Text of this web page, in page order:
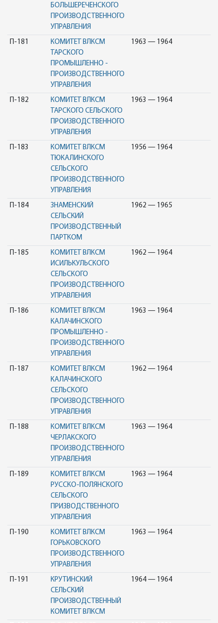
БОЛЬШЕРЕЧЕНСКОГО
ПРОИЗВОДСТВЕННОГО
УПРАВЛЕНИЯ
П-181
КОМИТЕТ ВЛКСМ
ТАРСКОГО
ПРОМЫШЛЕННО -
ПРОИЗВОДСТВЕННОГО
УПРАВЛЕНИЯ
1963 — 1964
П-182
КОМИТЕТ ВЛКСМ
ТАРСКОГО СЕЛЬСКОГО
ПРОИЗВОДСТВЕННОГО
УПРАВЛЕНИЯ
1963 — 1964
П-183
КОМИТЕТ ВЛКСМ
ТЮКАЛИНСКОГО
СЕЛЬСКОГО
ПРОИЗВОДСТВЕННОГО
УПРАВЛЕНИЯ
1956 — 1964
П-184
ЗНАМЕНСКИЙ
СЕЛЬСКИЙ
ПРОИЗВОДСТВЕННЫЙ
ПАРТКОМ
1962 — 1965
П-185
КОМИТЕТ ВЛКСМ
ИСИЛЬКУЛЬСКОГО
СЕЛЬСКОГО
ПРОИЗВОДСТВЕННОГО
УПРАВЛЕНИЯ
1962 — 1964
П-186
КОМИТЕТ ВЛКСМ
КАЛАЧИНСКОГО
ПРОМЫШЛЕННО -
ПРОИЗВОДСТВЕННОГО
УПРАВЛЕНИЯ
1963 — 1964
П-187
КОМИТЕТ ВЛКСМ
КАЛАЧИНСКОГО
СЕЛЬСКОГО
ПРОИЗВОДСТВЕННОГО
УПРАВЛЕНИЯ
1962 — 1964
П-188
КОМИТЕТ ВЛКСМ
ЧЕРЛАКСКОГО
ПРОИЗВОДСТВЕННОГО
УПРАВЛЕНИЯ
1963 — 1964
П-189
КОМИТЕТ ВЛКСМ
РУССКО-ПОЛЯНСКОГО
СЕЛЬСКОГО
ПРИЗВОДСТВЕННОГО
УПРАВЛЕНИЯ
1963 — 1964
П-190
КОМИТЕТ ВЛКСМ
ГОРЬКОВСКОГО
ПРОИЗВОДСТВЕННОГО
УПРАВЛЕНИЯ
1963 — 1964
П-191
КРУТИНСКИЙ
СЕЛЬСКИЙ
ПРОИЗВОДСТВЕННЫЙ
КОМИТЕТ ВЛКСМ
1964 — 1964